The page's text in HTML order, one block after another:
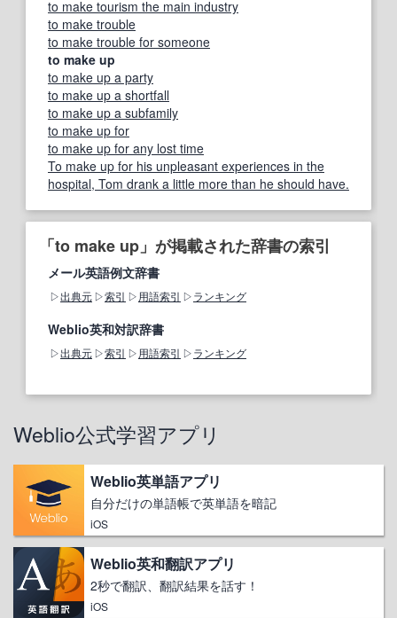
to make tourism the main industry
to make trouble
to make trouble for someone
to make up
to make up a party
to make up a shortfall
to make up a subfamily
to make up for
to make up for any lost time
To make up for his unpleasant experiences in the
hospital, Tom drank a little more than he should have.
「to make up」が掲載された辞書の索引
メール英語例文辞書
出典元 索引 用語索引 ランキング
Weblio英和対訳辞書
出典元 索引 用語索引 ランキング
Weblio公式学習アプリ
Weblio英単語アプリ
自分だけの単語帳で英単語を暗記
iOS
Weblio英和翻訳アプリ
2秒で翻訳、翻訳結果を話す！
iOS